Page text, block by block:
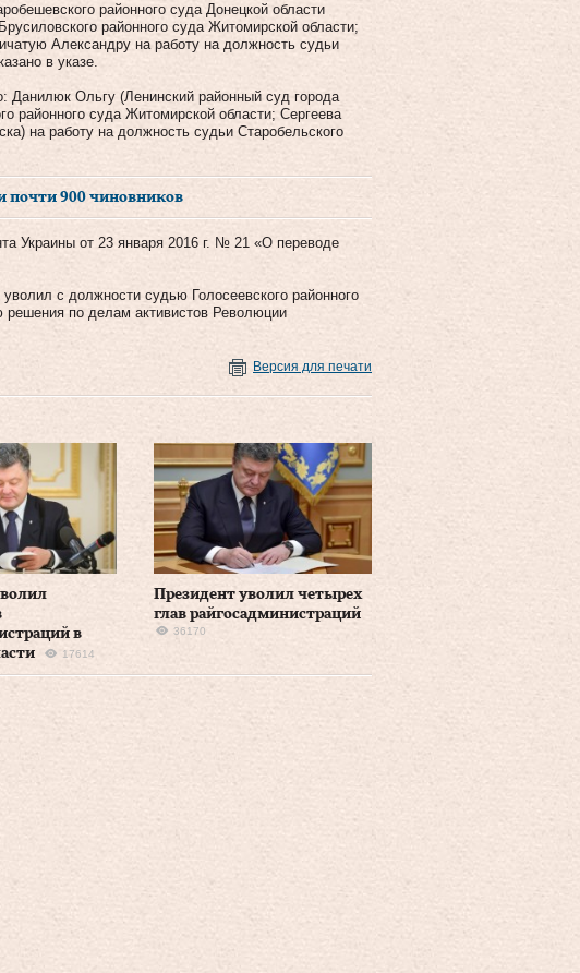
районного суда Донецкой области
районного суда Житомирской области;
Александру на работу на должность судьи
в указе.
Данилюк Ольгу (Ленинский районный суд города
районного суда Житомирской области; Сергеева
на работу на должность судьи Старобельского
почти 900 чиновников
Украины от 23 января 2016 г. № 21 «О переводе
с должности судью Голосеевского районного
по делам активистов Революции
Версия для печати
в
17614
Президент уволил четырех
глав райгосадминистраций
36170